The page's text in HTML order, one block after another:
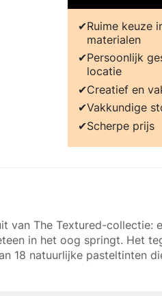
Ruime keuze
materialen
Persoonlijk
locatie
Creatief en
Vakkundige
Scherpe prijs
van The Textured-collectie:
in het oog springt. Het
18 natuurlijke pasteltinten